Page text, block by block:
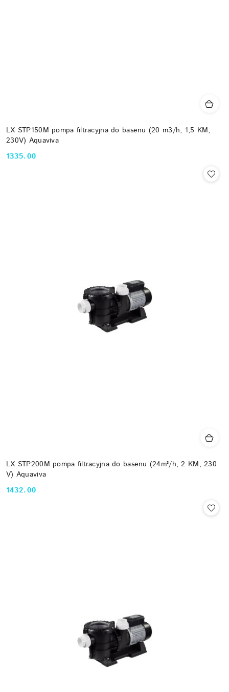
LX STP150M pompa filtracyjna do basenu (20 m3/h, 1,5 KM,
230V) Aquaviva
Cena:
1335.00
LX STP200M pompa filtracyjna do basenu (24m³/h, 2 KM, 230
V) Aquaviva
Cena:
1432.00